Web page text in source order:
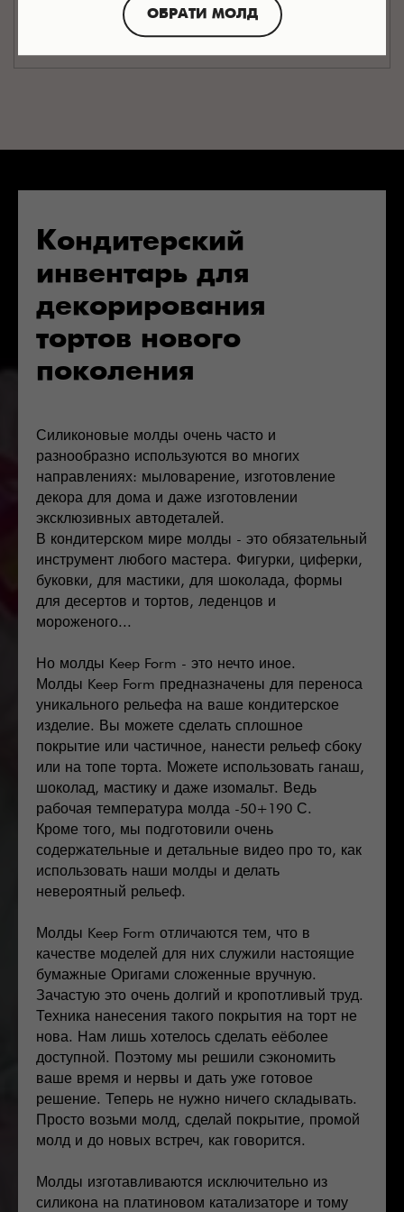
ОБРАТИ МОЛД
Кондитерский
инвентарь для
декорирования
тортов нового
поколения
Силиконовые молды очень часто и
разнообразно используются во многих
направлениях: мыловарение, изготовление
декора для дома и даже изготовлении
эксклюзивных автодеталей.
В кондитерском мире молды - это обязательный
инструмент любого мастера. Фигурки, циферки,
буковки, для мастики, для шоколада, формы
для десертов и тортов, леденцов и
мороженого...
Но молды Keep Form - это нечто иное.
Молды Keep Form предназначены для переноса
уникального рельефа на ваше кондитерское
изделие. Вы можете сделать сплошное
покрытие или частичное, нанести рельеф сбоку
или на топе торта. Можете использовать ганаш,
шоколад, мастику и даже изомальт. Ведь
рабочая температура молда -50+190 С.
Кроме того, мы подготовили очень
содержательные и детальные видео про то, как
использовать наши молды и делать
невероятный рельеф.
Молды Keep Form отличаются тем, что в
качестве моделей для них служили настоящие
бумажные Оригами сложенные вручную.
Зачастую это очень долгий и кропотливый труд.
Техника нанесения такого покрытия на торт не
нова. Нам лишь хотелось сделать еёболее
доступной. Поэтому мы решили сэкономить
ваше время и нервы и дать уже готовое
решение. Теперь не нужно ничего складывать.
Просто возьми молд, сделай покрытие, промой
молд и до новых встреч, как говорится.
Молды изготавливаются исключительно из
силикона на платиновом катализаторе и тому